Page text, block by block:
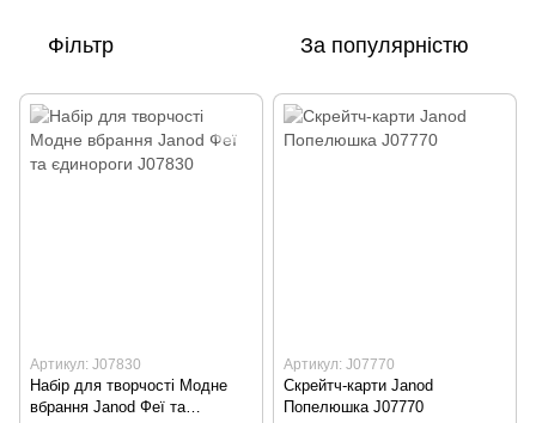
Фільтр За популярністю
Артикул: J07830
Набір для творчості Модне
вбрання Janod Феї та
Артикул: J07770
Скрейтч-карти Janod
Попелюшка J07770